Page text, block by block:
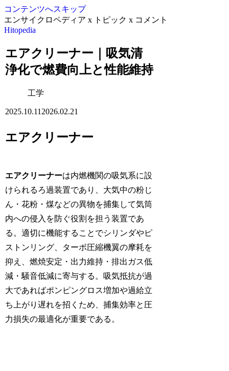
コンテンツへスキップ
エンサイクロペディア x トピック x コメント
Hitopedia
エアクリーナー｜吸気清
浄化で燃費向上と性能維持
工学
2025.10.11 2026.02.21
エアクリーナー
エアクリーナーは内燃機関の吸気系に設
けられるろ過装置であり、大気中の粉じ
ん・花粉・煤などの異物を捕集して気筒
内への侵入を防ぐ役割を担う装置であ
る。適切に機能することでシリンダやピ
ストンリング、ターボ圧縮機翼の摩耗を
抑え、燃焼安定・出力維持・排出ガス低
減・騒音低減に寄与する。吸気抵抗が過
大であればポンピングロス増加や過給立
ち上がり遅れを招くため、捕集効率と圧
力損失の最適化が重要である。